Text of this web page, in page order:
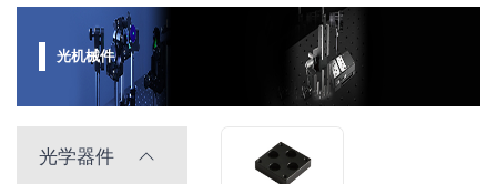
光机械件
光学器件